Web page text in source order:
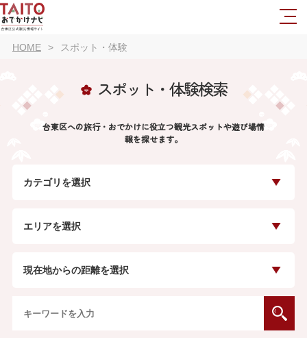
HOME スポット・体験
スポット・体験検索
台東区への旅行・おでかけに役立つ観光スポットや遊び場情
報を探せます。
カテゴリを選択
エリアを選択
現在地からの距離を選択